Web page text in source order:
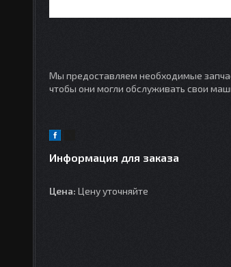
Мы предоставляем необходимые
чтобы они могли обслуживать свои
Информация для заказа
Цена: Цену уточняйте